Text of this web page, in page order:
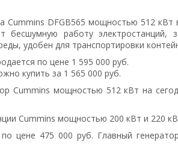
Cummins DFGB565 мощностью 512 кВт
бесшумную работу электростанций,
удобен для транспортировки
по цене 1 595 000 руб.
купить за 1 565 000 руб.
Cummins мощностью 512 кВт на
Cummins мощностью 200 кВт и 220
цене 475 000 руб. Главный